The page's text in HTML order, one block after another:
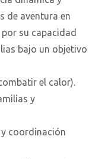
de aventura en
su capacidad
bajo un objetivo
el calor).
y
y coordinación